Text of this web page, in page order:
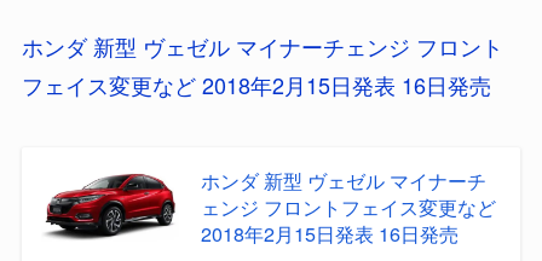
ホンダ 新型 ヴェゼル マイナーチェンジ フロント
フェイス変更など 2018年2月15日発表 16日発売
ホンダ 新型 ヴェゼル マイナーチ
ェンジ フロントフェイス変更など
2018年2月15日発表 16日発売